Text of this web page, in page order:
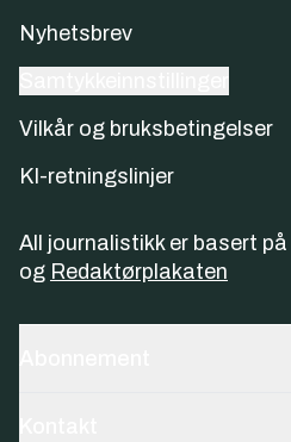
Nyhetsbrev
Vilkår og bruksbetingelser
KI-retningslinjer
All journalistikk er basert på
og Redaktørplakaten